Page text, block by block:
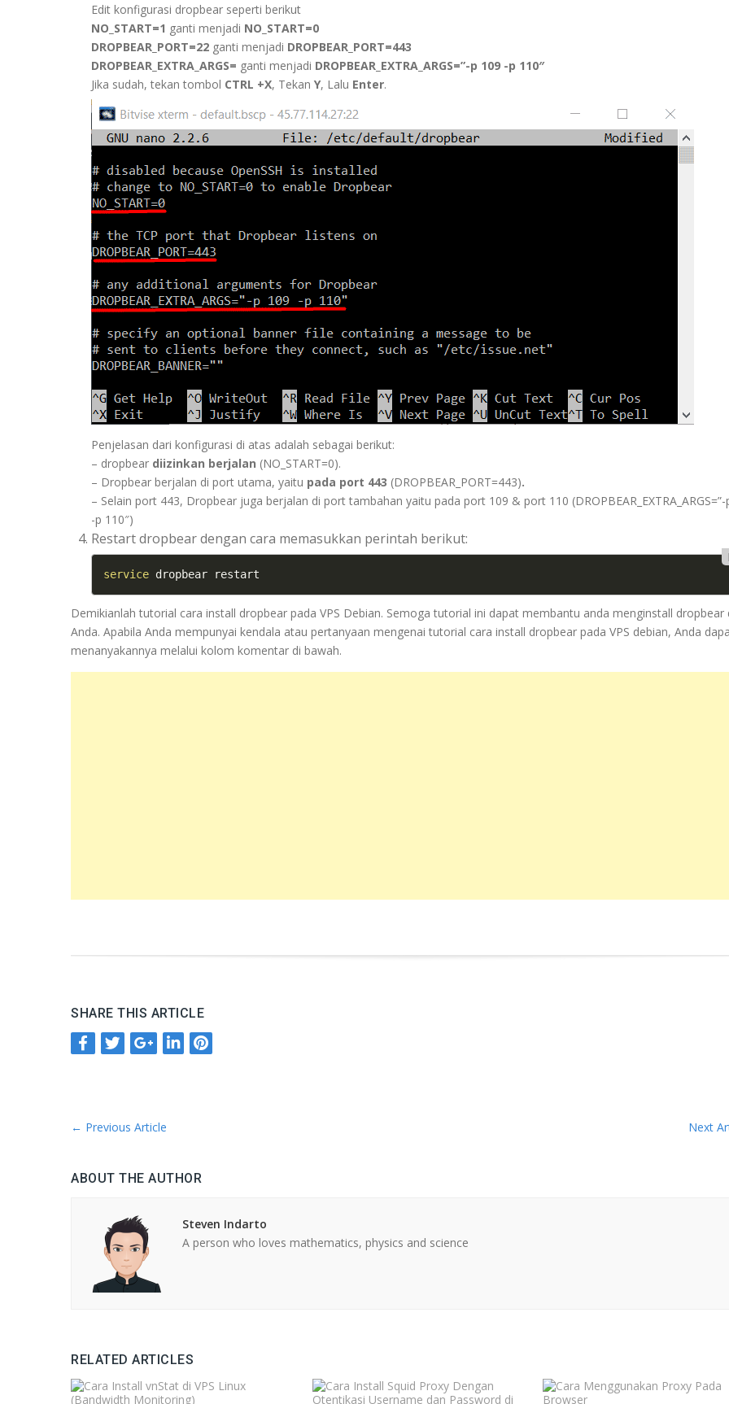
Edit konfigurasi dropbear seperti berikut
NO_START=1 ganti menjadi NO_START=0
DROPBEAR_PORT=22 ganti menjadi DROPBEAR_PORT=443
DROPBEAR_EXTRA_ARGS= ganti menjadi DROPBEAR_EXTRA_ARGS=”-p 109 -p 110″
Jika sudah, tekan tombol CTRL +X, Tekan Y, Lalu Enter.
Penjelasan dari konfigurasi di atas adalah sebagai berikut:
– dropbear diizinkan berjalan (NO_START=0).
– Dropbear berjalan di port utama, yaitu pada port 443 (DROPBEAR_PORT=443).
– Selain port 443, Dropbear juga berjalan di port tambahan yaitu pada port 109 & port 110
-p 110″)
Restart dropbear dengan cara memasukkan perintah berikut:
service dropbear restart
Demikianlah tutorial cara install dropbear pada VPS Debian. Semoga tutorial ini dapat membantu anda menginstall dropbear
Anda. Apabila Anda mempunyai kendala atau pertanyaan mengenai tutorial cara install dropbear pada VPS debian, Anda
menanyakannya melalui kolom komentar di bawah.
SHARE THIS ARTICLE
← Previous Article Next
ABOUT THE AUTHOR
Steven Indarto
A person who loves mathematics, physics and science
RELATED ARTICLES